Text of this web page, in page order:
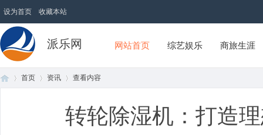
设为首页 收藏本站
派乐网 网站首页 综艺娱乐 商旅生涯
首页 资讯 查看内容
转轮除湿机：打造